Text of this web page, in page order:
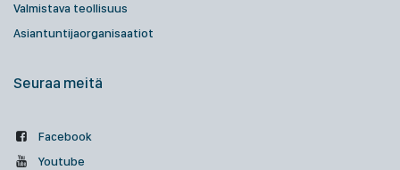
Valmistava teollisuus
Asiantuntijaorganisaatiot
Seuraa meitä
Facebook
Youtube